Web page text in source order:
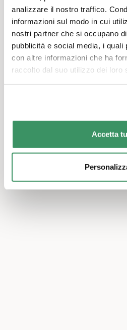
analizzare il nostro traffico.
informazioni sul modo in cui
nostri partner che si occupano
pubblicità e social media, i quali
con altre informazioni che ha
raccolto dal suo utilizzo dei loro
Accetta